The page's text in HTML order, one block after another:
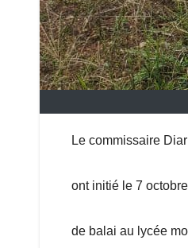
Le commissaire
ont initié le 7
de balai au lycée